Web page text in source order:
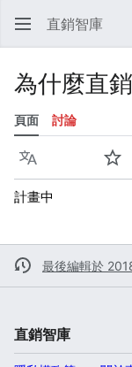
直銷智庫
為什麼直
頁面 討論
語言 監視
計畫中
最後編輯於
直銷智庫